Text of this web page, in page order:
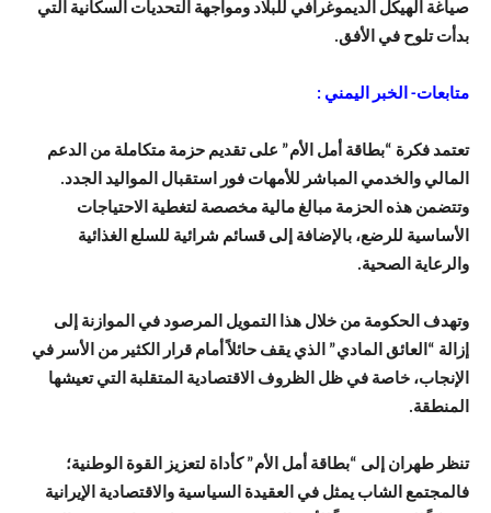
صياغة الهيكل الديموغرافي للبلاد ومواجهة التحديات السكانية التي
بدأت تلوح في الأفق.
متابعات- الخبر اليمني :
تعتمد فكرة “بطاقة أمل الأم” على تقديم حزمة متكاملة من الدعم
المالي والخدمي المباشر للأمهات فور استقبال المواليد الجدد.
وتتضمن هذه الحزمة مبالغ مالية مخصصة لتغطية الاحتياجات
الأساسية للرضع، بالإضافة إلى قسائم شرائية للسلع الغذائية
والرعاية الصحية.
وتهدف الحكومة من خلال هذا التمويل المرصود في الموازنة إلى
إزالة “العائق المادي” الذي يقف حائلاً أمام قرار الكثير من الأسر في
الإنجاب، خاصة في ظل الظروف الاقتصادية المتقلبة التي تعيشها
المنطقة.
تنظر طهران إلى “بطاقة أمل الأم” كأداة لتعزيز القوة الوطنية؛
فالمجتمع الشاب يمثل في العقيدة السياسية والاقتصادية الإيرانية